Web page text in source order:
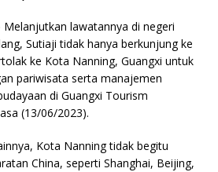
Melanjutkan lawatannya di negeri
Sutiaji tidak hanya berkunjung ke
ke Kota Nanning, Guangxi untuk
pariwisata serta manajemen
di Guangxi Tourism
(13/06/2023).
Kota Nanning tidak begitu
China, seperti Shanghai, Beijing,